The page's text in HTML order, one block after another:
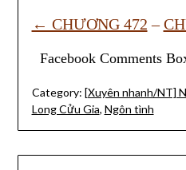
← CHƯƠNG 472 –
Facebook Comments
Category: [Xuyên nhanh/NT]
Long Cửu Gia, Ngôn tình